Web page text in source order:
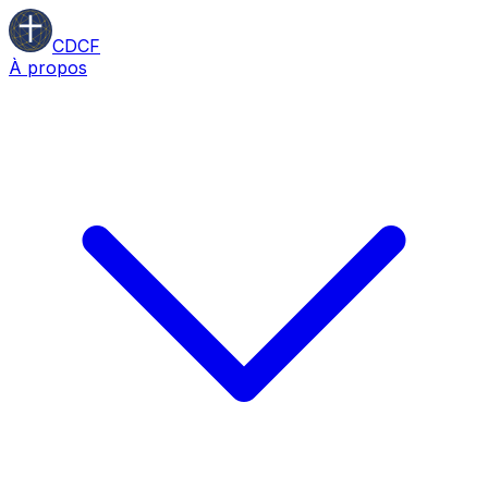
CDCF
À propos